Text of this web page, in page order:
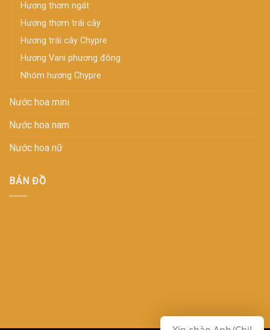
Hương thơm ngát
Hương thơm trái cây
Hương trái cây Chypre
Hương Vani phương đông
Nhóm hương Chypre
Nước hoa mini
Nước hoa nam
Nước hoa nữ
BẢN ĐỒ